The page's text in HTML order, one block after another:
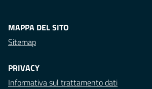
MAPPA DEL SITO
Sitemap
PRIVACY
Informativa sul trattamento dati